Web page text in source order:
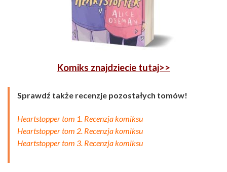
Komiks znajdziecie tutaj>>
Sprawdź także recenzje pozostałych tomów!
Heartstopper tom 1. Recenzja komiksu
Heartstopper tom 2. Recenzja komiksu
Heartstopper tom 3. Recenzja komiksu